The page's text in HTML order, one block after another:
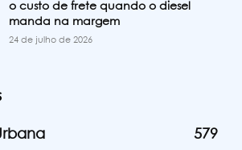
o custo de frete quando o diesel
manda na margem
24 de julho de 2026
579